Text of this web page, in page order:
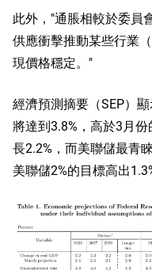
此外，"通脹相較於委員
供應衝擊推動某些行業
現價格穩定。"
經濟預測摘要（SEP）
將達到3.8%，高於3月
長2.2%，而美聯儲最青
美聯儲2%的目標高出